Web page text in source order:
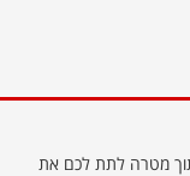
מטרה לתת לכם את